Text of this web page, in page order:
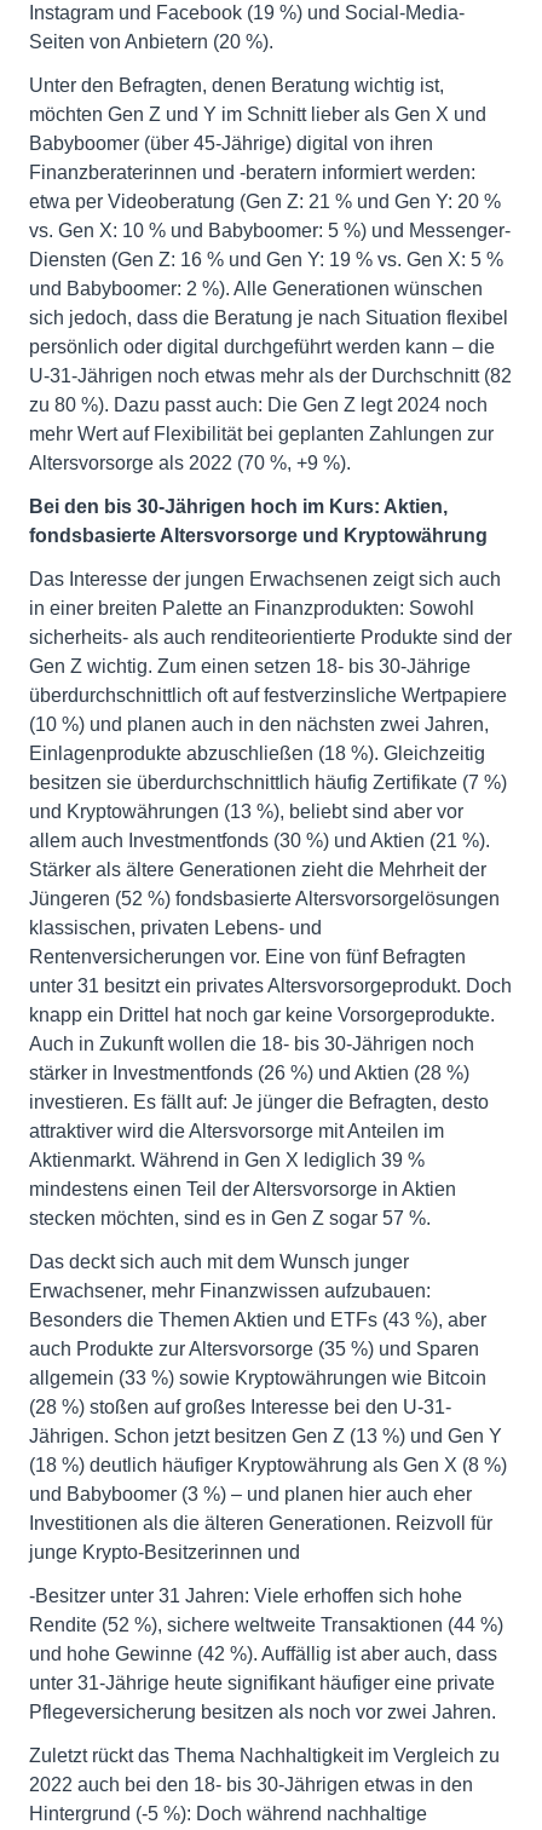
Instagram und Facebook (19 %) und Social-Media-
Seiten von Anbietern (20 %).
Unter den Befragten, denen Beratung wichtig ist,
möchten Gen Z und Y im Schnitt lieber als Gen X und
Babyboomer (über 45-Jährige) digital von ihren
Finanzberaterinnen und -beratern informiert werden:
etwa per Videoberatung (Gen Z: 21 % und Gen Y: 20 %
vs. Gen X: 10 % und Babyboomer: 5 %) und Messenger-
Diensten (Gen Z: 16 % und Gen Y: 19 % vs. Gen X: 5 %
und Babyboomer: 2 %). Alle Generationen wünschen
sich jedoch, dass die Beratung je nach Situation flexibel
persönlich oder digital durchgeführt werden kann – die
U-31-Jährigen noch etwas mehr als der Durchschnitt (82
zu 80 %). Dazu passt auch: Die Gen Z legt 2024 noch
mehr Wert auf Flexibilität bei geplanten Zahlungen zur
Altersvorsorge als 2022 (70 %, +9 %).
Bei den bis 30-Jährigen hoch im Kurs: Aktien,
fondsbasierte Altersvorsorge und Kryptowährung
Das Interesse der jungen Erwachsenen zeigt sich auch
in einer breiten Palette an Finanzprodukten: Sowohl
sicherheits- als auch renditeorientierte Produkte sind der
Gen Z wichtig. Zum einen setzen 18- bis 30-Jährige
überdurchschnittlich oft auf festverzinsliche Wertpapiere
(10 %) und planen auch in den nächsten zwei Jahren,
Einlagenprodukte abzuschließen (18 %). Gleichzeitig
besitzen sie überdurchschnittlich häufig Zertifikate (7 %)
und Kryptowährungen (13 %), beliebt sind aber vor
allem auch Investmentfonds (30 %) und Aktien (21 %).
Stärker als ältere Generationen zieht die Mehrheit der
Jüngeren (52 %) fondsbasierte Altersvorsorgelösungen
klassischen, privaten Lebens- und
Rentenversicherungen vor. Eine von fünf Befragten
unter 31 besitzt ein privates Altersvorsorgeprodukt. Doch
knapp ein Drittel hat noch gar keine Vorsorgeprodukte.
Auch in Zukunft wollen die 18- bis 30-Jährigen noch
stärker in Investmentfonds (26 %) und Aktien (28 %)
investieren. Es fällt auf: Je jünger die Befragten, desto
attraktiver wird die Altersvorsorge mit Anteilen im
Aktienmarkt. Während in Gen X lediglich 39 %
mindestens einen Teil der Altersvorsorge in Aktien
stecken möchten, sind es in Gen Z sogar 57 %.
Das deckt sich auch mit dem Wunsch junger
Erwachsener, mehr Finanzwissen aufzubauen:
Besonders die Themen Aktien und ETFs (43 %), aber
auch Produkte zur Altersvorsorge (35 %) und Sparen
allgemein (33 %) sowie Kryptowährungen wie Bitcoin
(28 %) stoßen auf großes Interesse bei den U-31-
Jährigen. Schon jetzt besitzen Gen Z (13 %) und Gen Y
(18 %) deutlich häufiger Kryptowährung als Gen X (8 %)
und Babyboomer (3 %) – und planen hier auch eher
Investitionen als die älteren Generationen. Reizvoll für
junge Krypto-Besitzerinnen und
-Besitzer unter 31 Jahren: Viele erhoffen sich hohe
Rendite (52 %), sichere weltweite Transaktionen (44 %)
und hohe Gewinne (42 %). Auffällig ist aber auch, dass
unter 31-Jährige heute signifikant häufiger eine private
Pflegeversicherung besitzen als noch vor zwei Jahren.
Zuletzt rückt das Thema Nachhaltigkeit im Vergleich zu
2022 auch bei den 18- bis 30-Jährigen etwas in den
Hintergrund (-5 %): Doch während nachhaltige